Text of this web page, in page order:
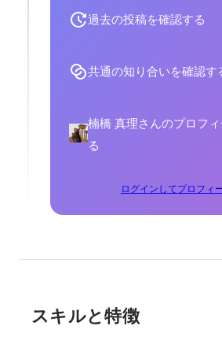
過去の投稿を確認する
共通の知り合いを確認す
楠橋 真理さんのプロフ
る
ログインしてプロフィ
スキルと特徴